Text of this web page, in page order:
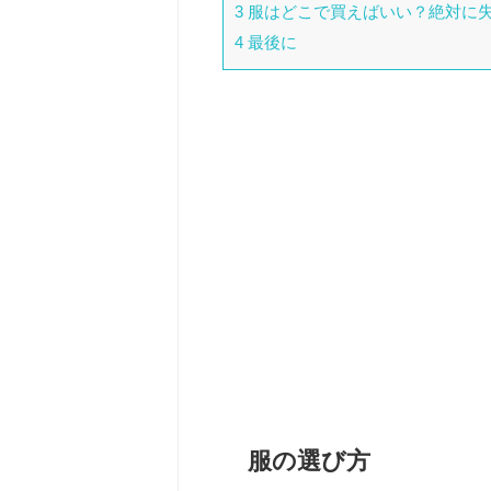
3 服はどこで買えばいい？絶対に
4 最後に
服の選び方